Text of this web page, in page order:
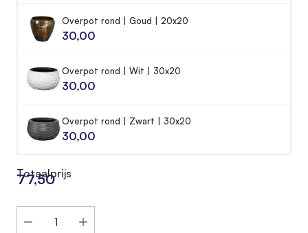
Overpot rond | Goud | 20x20
30,00
Overpot rond | Wit | 30x20
30,00
Overpot rond | Zwart | 30x20
30,00
Totaalprijs
77,50